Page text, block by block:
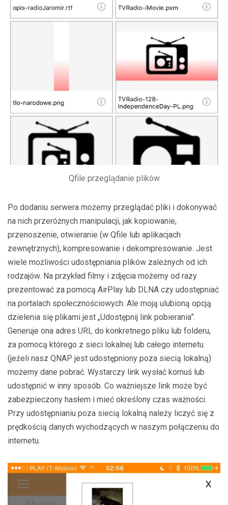
Qfile przeglądanie plików
Po dodaniu serwera możemy przeglądać pliki i dokonywać
na nich przeróżnych manipulacji, jak kopiowanie,
przenoszenie, otwieranie (w Qfile lub aplikacjach
zewnętrznych), kompresowanie i dekompresowanie. Jest
wiele możliwości udostępniania plików zależnych od ich
rodzajów. Na przykład filmy i zdjęcia możemy od razy
prezentować za pomocą AirPlay lub DLNA czy udostępniać
na portalach społecznościowych. Ale moją ulubioną opcją
dzielenia się plikami jest „Udostępnij link pobierania”.
Generuje ona adres URL do konkretnego pliku lub folderu,
za pomocą którego z sieci lokalnej lub całego internetu
(jeżeli nasz QNAP jest udostępniony poza siecią lokalną)
możemy dane pobrać. Wystarczy link wysłać komuś lub
udostępnić w inny sposób. Co ważniejsze link może być
zabezpieczony hasłem i mieć określony czas ważności.
Przy udostępnianiu poza siecią lokalną należy liczyć się z
prędkością danych wychodzących w naszym połączeniu do
internetu.